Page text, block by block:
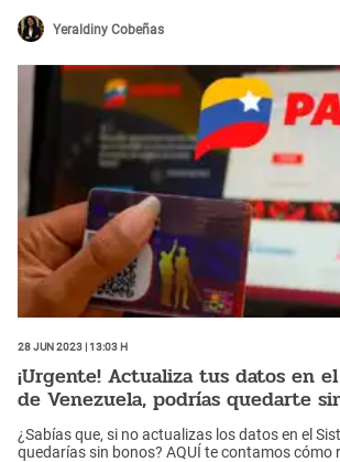
Yeraldiny Cobeñas
28 Jun 2023 | 13:03 h
¡Urgente! Actualiza tus datos en
de Venezuela, podrías quedarte
¿Sabías que, si no actualizas los datos en el
quedarías sin bonos? AQUÍ te contamos cómo